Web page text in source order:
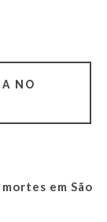
NO
em São